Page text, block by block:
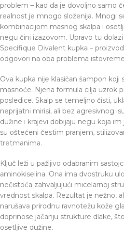
problem – kao da je dovoljno samo
realnost je mnogo složenija. Mnogi
kombinacijom masnog skalpa i
negu čini izazovom. Upravo tu dolazi
Specifique Divalent kupka –
odgovori na oba problema
Ova kupka nije klasičan šampon koji
masnoće. Njena formula cilja uzrok
posledice. Skalp se temeljno čisti,
neprijatni mirisi, ali bez agresivnog
dužine i krajevi dobijaju negu koja
su oštećeni čestim pranjem,
tretmanima.
Ključ leži u pažljivo odabranim
aminokiselina. Ona ima dvostruku
nečistoća zahvaljujući micelarnoj
vrednost skalpa. Rezultat je nežno,
narušava prirodnu ravnotežu kože
doprinose jačanju strukture dlake,
osetljive dužine.